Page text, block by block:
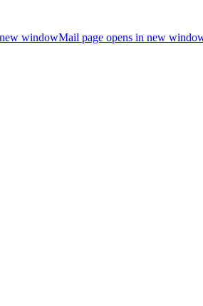
windowMail page opens in new